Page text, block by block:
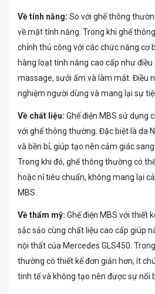
Về tính năng: So với ghế thông
về mặt tính năng. Trong khi ghế
chỉnh thủ công với các chức năng cơ
hàng loạt tính năng cao cấp như điều
massage, sưởi ấm và làm mát. Điều
nghiệm người dùng và mang lại sự
Về chất liệu: Ghế điện MBS sử dụng
với ghế thông thường. Đặc biệt là da
và bền bỉ, giúp tạo nên cảm giác
Trong khi đó, ghế thông thường có
hoặc nỉ tiêu chuẩn, không mang lại
MBS.
Về thẩm mỹ: Ghế điện MBS với thiết
sắc sảo cùng chất liệu cao cấp giúp
nội thất của Mercedes GLS450.
thường có thiết kế đơn giản hơn, ít
tinh tế và không tạo nên được sự nổi